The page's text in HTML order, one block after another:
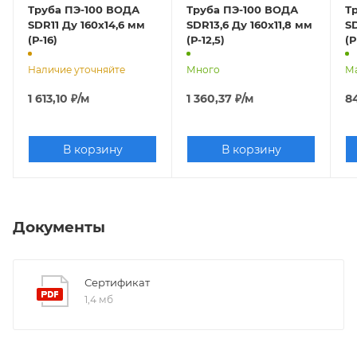
Труба ПЭ-100 ВОДА
SDR11 Ду 160х14,6 мм
(Р-16)
Наличие уточняйте
1 613,10 ₽/м
В корзину
Труба ПЭ-100 ВОДА
SDR13,6 Ду 160х11,8 мм
(Р-12,5)
Много
1 360,37 ₽/м
В корзину
Документы
Сертификат
1,4 мб